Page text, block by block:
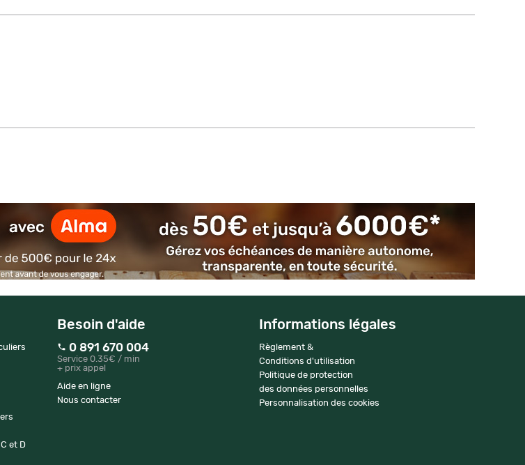
et D
Besoin d'aide
0 891 670 004
Service 0.35€ / min
+ prix appel
Aide en ligne
Nous contacter
Informations légales
Règlement &
Conditions d'utilisation
Politique de protection
des données personnelles
Personnalisation des cookies